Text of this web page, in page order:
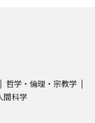
哲学・倫理・宗教学
間科学